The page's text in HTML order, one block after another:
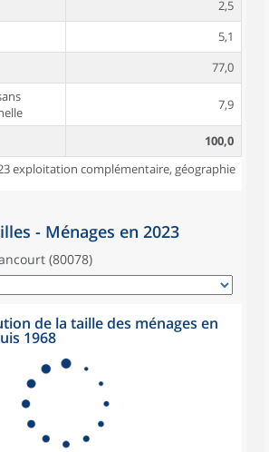
2,5
5,1
77,0
7,9
100,0
exploitation complémentaire, géographie
- Ménages en 2023
(80078)
de la taille des ménages en
1968